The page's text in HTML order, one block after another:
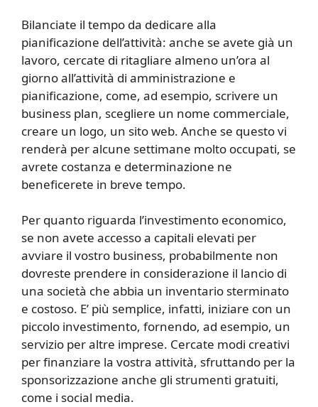
Bilanciate il tempo da dedicare alla
pianificazione dell’attività: anche se avete già un
lavoro, cercate di ritagliare almeno un’ora al
giorno all’attività di amministrazione e
pianificazione, come, ad esempio, scrivere un
business plan, scegliere un nome commerciale,
creare un logo, un sito web. Anche se questo vi
renderà per alcune settimane molto occupati, se
avrete costanza e determinazione ne
beneficerete in breve tempo.
Per quanto riguarda l’investimento economico,
se non avete accesso a capitali elevati per
avviare il vostro business, probabilmente non
dovreste prendere in considerazione il lancio di
una società che abbia un inventario sterminato
e costoso. E’ più semplice, infatti, iniziare con un
piccolo investimento, fornendo, ad esempio, un
servizio per altre imprese. Cercate modi creativi
per finanziare la vostra attività, sfruttando per la
sponsorizzazione anche gli strumenti gratuiti,
come i social media.